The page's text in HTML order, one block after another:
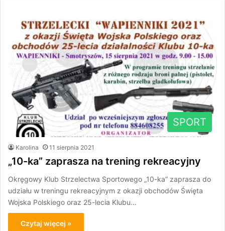
SPORT
Karolina 11 sierpnia 2021
„10-ka” zaprasza na trening rekreacyjny
Okręgowy Klub Strzelectwa Sportowego „10-ka” zaprasza do
udziału w treningu rekreacyjnym z okazji obchodów Święta
Wojska Polskiego oraz 25-lecia Klubu…
Czytaj więcej »